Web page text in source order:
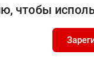
чтобы